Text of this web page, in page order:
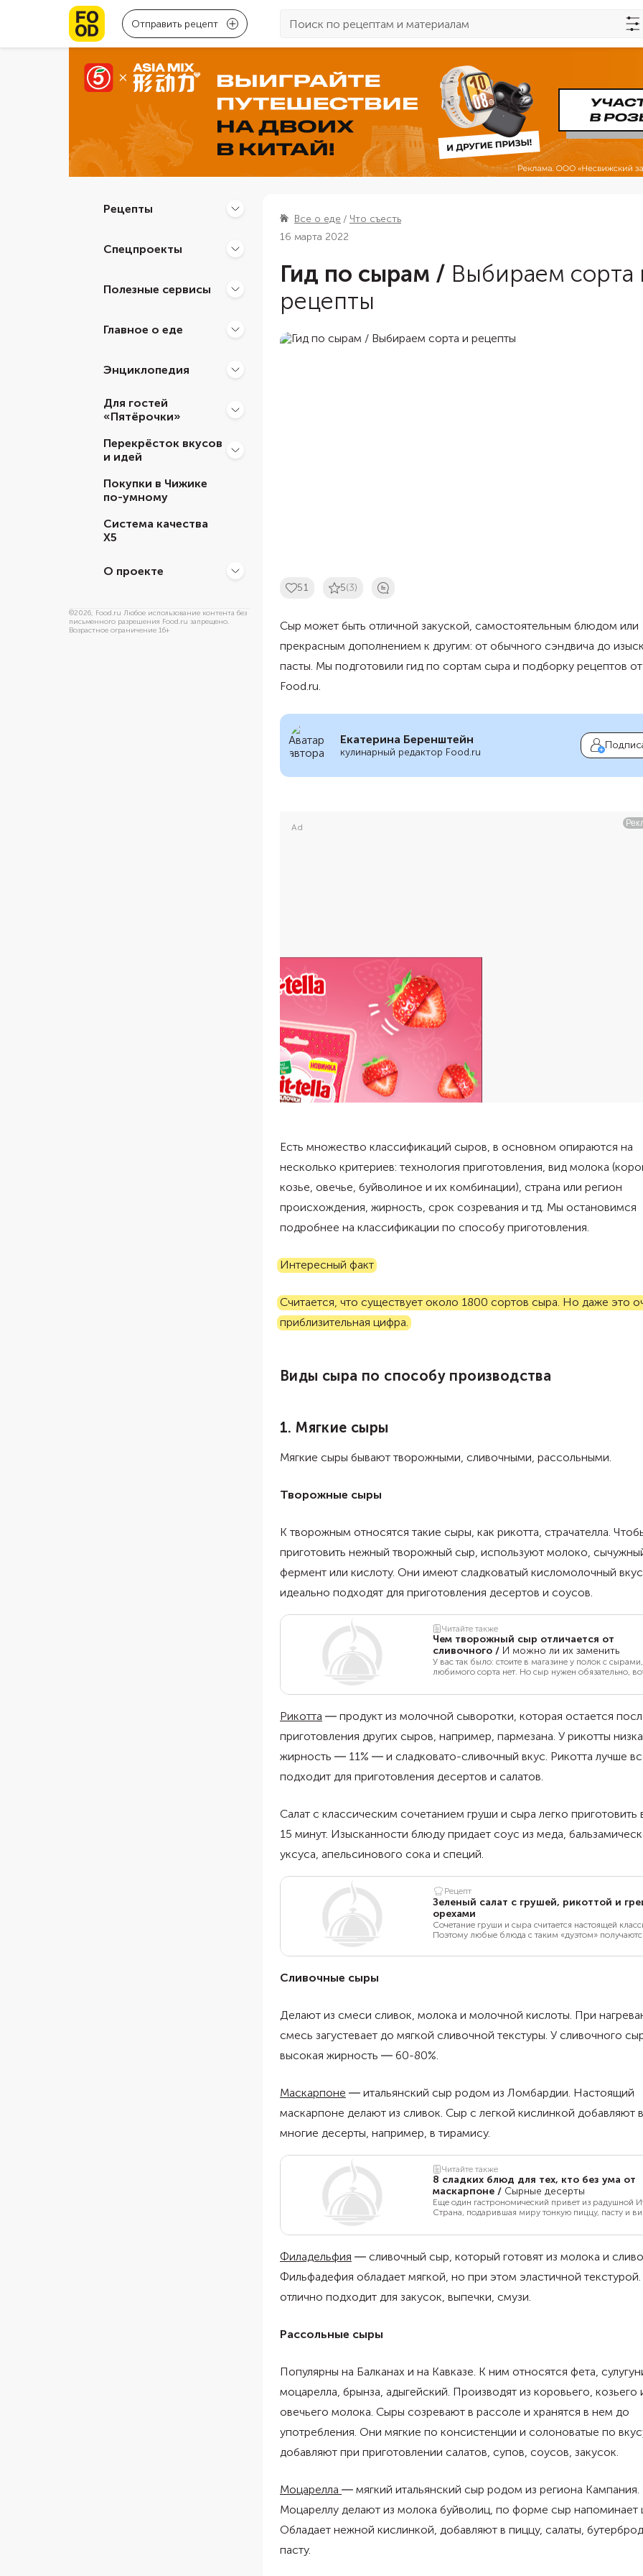
Отправить рецепт
Рецепты
Спецпроекты
Полезные сервисы
Главное о еде
Энциклопедия
Для гостей
«Пятёрочки»
Перекрёсток вкусов
и идей
Покупки в Чижике
по-умному
Система качества
Х5
О проекте
©2026, Food.ru Любое использование контента без
письменного разрешения Food.ru запрещено.
Возрастное ограничение 16+
Все о еде
Что съесть
16 марта 2022
Гид по сырам / Выбираем сорта
рецепты
51 5(3)
Сыр может быть отличной закуской, самостоятельным блюдом или
прекрасным дополнением к другим: от обычного сэндвича до
пасты. Мы подготовили гид по сортам сыра и подборку рецептов от
Food.ru.
Екатерина Беренштейн
кулинарный редактор Food.ru
Ad
Есть множество классификаций сыров, в основном опираются на
несколько критериев: технология приготовления, вид молока
козье, овечье, буйволиное и их комбинации), страна или регион
происхождения, жирность, срок созревания и тд. Мы остановимся
подробнее на классификации по способу приготовления.
Интересный факт
Считается, что существует около 1800 сортов сыра. Но даже это
приблизительная цифра.
Виды сыра по способу производства
1. Мягкие сыры
Мягкие сыры бывают творожными, сливочными, рассольными.
Творожные сыры
К творожным относятся такие сыры, как рикотта, страчателла.
приготовить нежный творожный сыр, используют молоко,
фермент или кислоту. Они имеют сладковатый кисломолочный
идеально подходят для приготовления десертов и соусов.
Читайте также
Чем творожный сыр отличается от
сливочного / И можно ли их заменить
У вас так было: стоите в магазине у полок с
любимого сорта нет. Но сыр нужен обязательно,
сливочный. Другим сливочным? А творожным
результаты своего труда одновременно и
творожным сыром. Давайте разбираться.
Рикотта ― продукт из молочной сыворотки, которая остается
приготовления других сыров, например, пармезана. У рикотты
жирность ― 11% ― и сладковато-сливочный вкус. Рикотта лучше
подходит для приготовления десертов и салатов.
Салат с классическим сочетанием груши и сыра легко приготовить
15 минут. Изысканности блюду придает соус из меда,
уксуса, апельсинового сока и специй.
Рецепт
Зеленый салат с грушей, рикоттой и
орехами
Сочетание груши и сыра считается настоящей
Поэтому любые блюда с таким «дуэтом»
рецепт простого салата с грушей, сыром рикотта и
Сливочные сыры
Делают из смеси сливок, молока и молочной кислоты. При
смесь загустевает до мягкой сливочной текстуры. У сливочного
высокая жирность ― 60-80%.
Маскарпоне ― итальянский сыр родом из Ломбардии. Настоящий
маскарпоне делают из сливок. Сыр с легкой кислинкой добавляют
многие десерты, например, в тирамису.
Читайте также
8 сладких блюд для тех, кто без ума от
маскарпоне / Сырные десерты
Еще один гастрономический привет из радушной
Страна, подарившая миру тонкую пиццу, пасту и
популярных сортов — маскарпоне, с которым
списке, конечно, тирамису. Но далеко не
еще сладкие блюда приготовить из сливочного
узнайте из этого материала.
Филадельфия ― сливочный сыр, который готовят из молока и
Фильфадефия обладает мягкой, но при этом эластичной
отлично подходит для закусок, выпечки, смузи.
Рассольные сыры
Популярны на Балканах и на Кавказе. К ним относятся фета,
моцарелла, брынза, адыгейский. Производят из коровьего, козьего
овечьего молока. Сыры созревают в рассоле и хранятся в нем до
употребления. Они мягкие по консистенции и солоноватые по
добавляют при приготовлении салатов, супов, соусов, закусок.
Моцарелла ― мягкий итальянский сыр родом из региона Кампания.
Моцареллу делают из молока буйволиц, по форме сыр напоминает
Обладает нежной кислинкой, добавляют в пиццу, салаты,
пасту.